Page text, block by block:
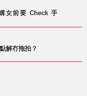
女前要 Check 手
解冇拖拍？